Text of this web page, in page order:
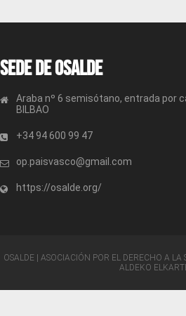
Sede de OSALDE
Araba nº 6 semisótano, entrada por
BILBAO
+34 94 600 99 47
op.paisvasco@gmail.com
https://osalde.org/
OSALDE | ASOCIACIÓN POR EL DERECHO A LA
ALDEKO